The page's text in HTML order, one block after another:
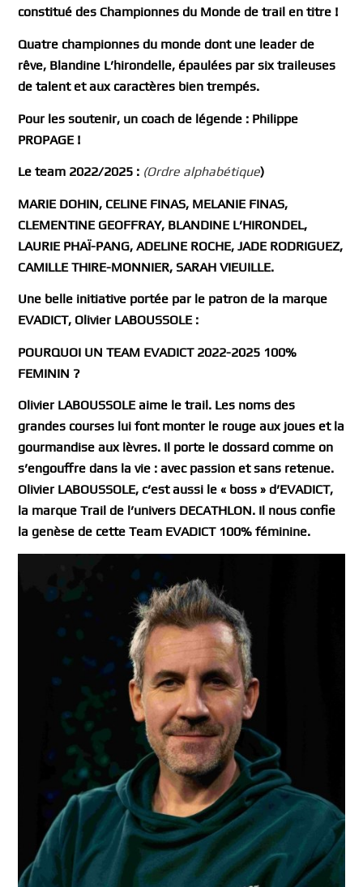
constitué des Championnes du Monde de trail en titre !
Quatre championnes du monde dont une leader de
rêve, Blandine L’hirondelle, épaulées par six traileuses
de talent et aux caractères bien trempés.
Pour les soutenir, un coach de légende : Philippe
PROPAGE !
Le team 2022/2025 : (Ordre alphabétique)
MARIE DOHIN, CELINE FINAS, MELANIE FINAS,
CLEMENTINE GEOFFRAY, BLANDINE L’HIRONDEL,
LAURIE PHAÏ-PANG, ADELINE ROCHE, JADE RODRIGUEZ,
CAMILLE THIRE-MONNIER, SARAH VIEUILLE.
Une belle initiative portée par le patron de la marque
EVADICT, Olivier LABOUSSOLE :
POURQUOI UN TEAM EVADICT 2022-2025 100%
FEMININ ?
Olivier LABOUSSOLE aime le trail. Les noms des
grandes courses lui font monter le rouge aux joues et la
gourmandise aux lèvres. Il porte le dossard comme on
s’engouffre dans la vie : avec passion et sans retenue.
Olivier LABOUSSOLE, c’est aussi le « boss » d’EVADICT,
la marque Trail de l’univers DECATHLON. Il nous confie
la genèse de cette Team EVADICT 100% féminine.